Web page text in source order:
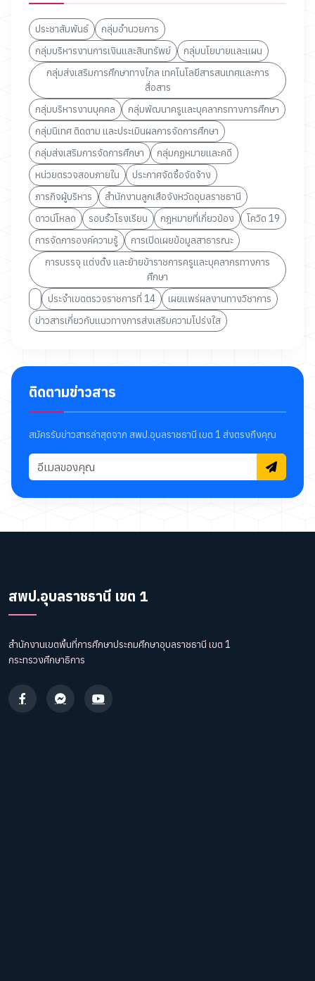
ประชาสัมพันธ์
กลุ่มอำนวยการ
กลุ่มบริหารงานการเงินและสินทรัพย์
กลุ่มนโยบายและแผน
กลุ่มส่งเสริมการศึกษาทางไกล เทคโนโลยีสารสนเทศและการ
สื่อสาร
กลุ่มบริหารงานบุคคล
กลุ่มพัฒนาครูและบุคลากรทางการศึกษา
กลุ่มนิเทศ ติดตาม และประเมินผลการจัดการศึกษา
กลุ่มส่งเสริมการจัดการศึกษา
กลุ่มกฏหมายและคดี
หน่วยตรวจสอบภายใน
ประกาศจัดซื้อจัดจ้าง
ภารกิจผู้บริหาร
สำนักงานลูกเสือจังหวัดอุบลราชธานี
ดาวน์โหลด
รอบรั้วโรงเรียน กฎหมายที่เกี่ยวข้อง
โควิด 19
การจัดการองค์ความรู้
การเปิดเผยข้อมูลสาธารณะ
การบรรจุ แต่งตั้ง และย้ายข้าราชการครูและบุคลากรทางการ
ศึกษา
ประจำเขตตรวจราชการที่ 14
เผยแพร่ผลงานทางวิชาการ
ข่าวสารเกี่ยวกับแนวทางการส่งเสริมความโปร่งใส
ติดตามข่าวสาร
สมัครรับข่าวสารล่าสุดจาก สพป.อุบลราชธานี เขต 1 ส่งตรงถึงคุณ
สพป.อุบลราชธานี เขต 1
สำนักงานเขตพื้นที่การศึกษาประถมศึกษาอุบลราชธานี เขต 1
กระทรวงศึกษาธิการ